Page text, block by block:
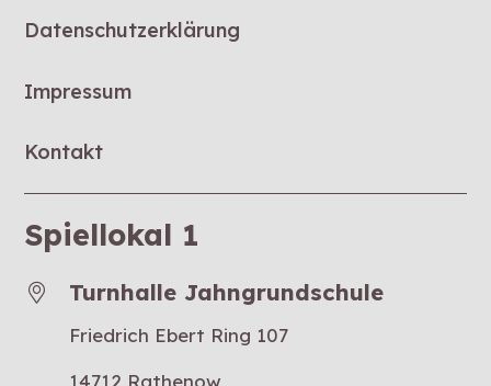
Datenschutzerklärung
Impressum
Kontakt
Spiellokal 1
Turnhalle Jahngrundschule
Friedrich Ebert Ring 107